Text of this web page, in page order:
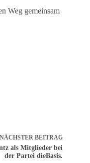
Weg gemeinsam
NÄCHSTER BEITRAG
als Mitglieder bei
der Partei dieBasis.